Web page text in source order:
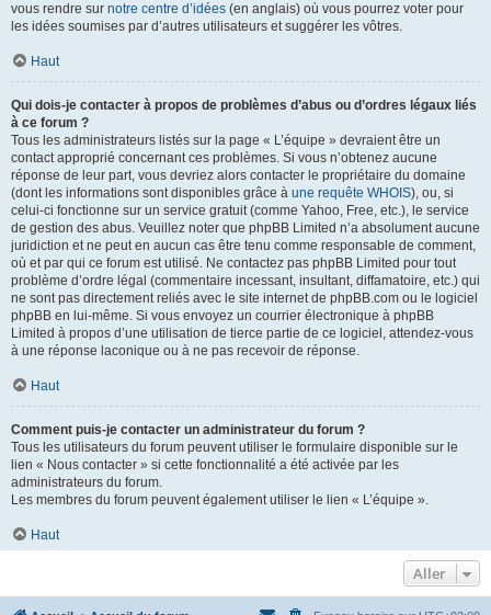
vous rendre sur notre centre d’idées (en anglais) où vous pourrez voter pour
les idées soumises par d’autres utilisateurs et suggérer les vôtres.
Haut
Qui dois-je contacter à propos de problèmes d’abus ou d’ordres légaux liés
à ce forum ?
Tous les administrateurs listés sur la page « L’équipe » devraient être un
contact approprié concernant ces problèmes. Si vous n’obtenez aucune
réponse de leur part, vous devriez alors contacter le propriétaire du domaine
(dont les informations sont disponibles grâce à une requête WHOIS), ou, si
celui-ci fonctionne sur un service gratuit (comme Yahoo, Free, etc.), le service
de gestion des abus. Veuillez noter que phpBB Limited n’a absolument aucune
juridiction et ne peut en aucun cas être tenu comme responsable de comment,
où et par qui ce forum est utilisé. Ne contactez pas phpBB Limited pour tout
problème d’ordre légal (commentaire incessant, insultant, diffamatoire, etc.) qui
ne sont pas directement reliés avec le site internet de phpBB.com ou le logiciel
phpBB en lui-même. Si vous envoyez un courrier électronique à phpBB
Limited à propos d’une utilisation de tierce partie de ce logiciel, attendez-vous
à une réponse laconique ou à ne pas recevoir de réponse.
Haut
Comment puis-je contacter un administrateur du forum ?
Tous les utilisateurs du forum peuvent utiliser le formulaire disponible sur le
lien « Nous contacter » si cette fonctionnalité a été activée par les
administrateurs du forum.
Les membres du forum peuvent également utiliser le lien « L’équipe ».
Haut
Aller